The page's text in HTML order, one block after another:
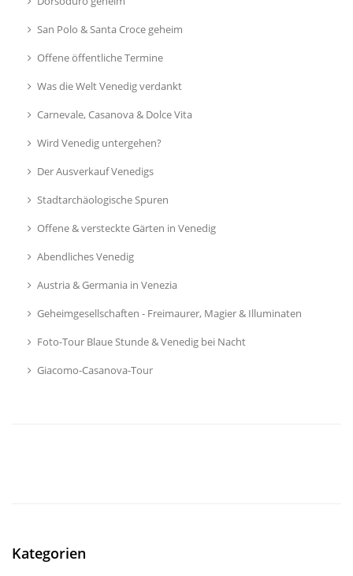
San Polo & Santa Croce geheim
Offene öffentliche Termine
Was die Welt Venedig verdankt
Carnevale, Casanova & Dolce Vita
Wird Venedig untergehen?
Der Ausverkauf Venedigs
Stadtarchäologische Spuren
Offene & versteckte Gärten in Venedig
Abendliches Venedig
Austria & Germania in Venezia
Geheimgesellschaften - Freimaurer, Magier & Illuminaten
Foto-Tour Blaue Stunde & Venedig bei Nacht
Giacomo-Casanova-Tour
Kategorien